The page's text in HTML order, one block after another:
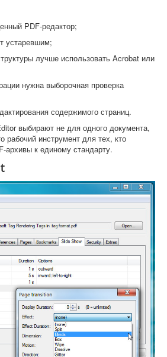
PDF-редактор;
устаревшим;
лучше использовать Acrobat или
нужна выборочная проверка
содержимого страниц.
выбирают не для одного документа,
инструмент для тех, кто
архивы к единому стандарту.